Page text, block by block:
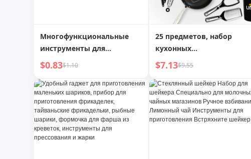
Многофункциональные
инструменты для
приготовления твердой
картофельного пюре
$0.83$1.10
25 предметов, набор
кухонных
принадлежностей из
кухонные инструменты,
ложка и лопатка для
приготовления пищи,
набор для приготовления
$7.13$9.55